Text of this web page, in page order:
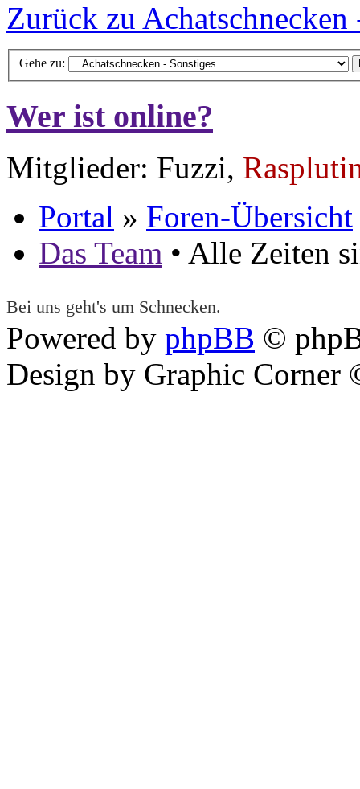
Zurück zu Achatschnecken
Gehe zu:
Wer ist online?
Mitglieder: Fuzzi,
Portal » Foren-Übersicht
Das Team • Alle Zeiten
Bei uns geht's um Schnecken.
Powered by phpBB ©
Design by Graphic Corner